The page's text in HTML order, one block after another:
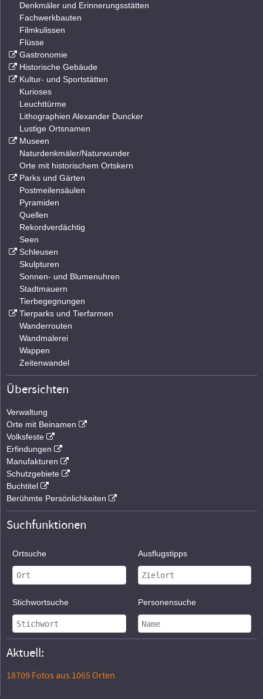
Denkmäler und Erinnerungsstätten
Fachwerkbauten
Filmkulissen
Flüsse
Gastronomie
Historische Gebäude
Kultur- und Sportstätten
Kurioses
Leuchttürme
Lithographien Alexander Duncker
Lustige Ortsnamen
Museen
Naturdenkmäler/Naturwunder
Orte mit historischem Ortskern
Parks und Gärten
Postmeilensäulen
Pyramiden
Quellen
Rekordverdächtig
Seen
Schleusen
Skulpturen
Sonnen- und Blumenuhren
Stadtmauern
Tierbegegnungen
Tierparks und Tierfarmen
Wanderrouten
Wandmalerei
Wappen
Zeitenwandel
Übersichten
Verwaltung
Orte mit Beinamen
Volksfeste
Erfindungen
Manufakturen
Schutzgebiete
Buchtitel
Berühmte Persönlichkeiten
Suchfunktionen
Ortsuche Ausflugstipps
Stichwortsuche Personensuche
Aktuell:
18709 Fotos aus 1065 Orten